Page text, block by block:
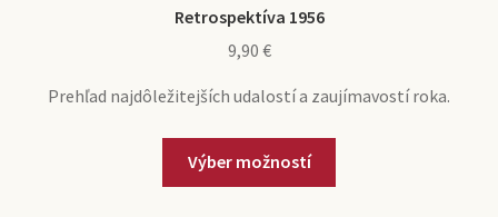
Retrospektíva 1956
9,90 €
Prehľad najdôležitejších udalostí a zaujímavostí roka.
Výber možností